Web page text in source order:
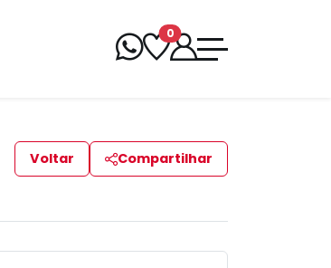
0
Voltar Compartilhar